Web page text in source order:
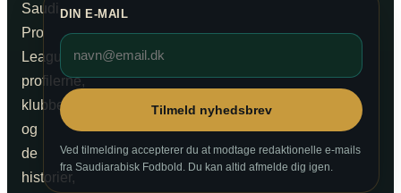
Saudi
Pro
League,
profilerne,
klubberne
og
de
historier,
DIN E-MAIL
Tilmeld nyhedsbrev
Ved tilmelding accepterer du at modtage redaktionelle e-mails
fra Saudiarabisk Fodbold. Du kan altid afmelde dig igen.